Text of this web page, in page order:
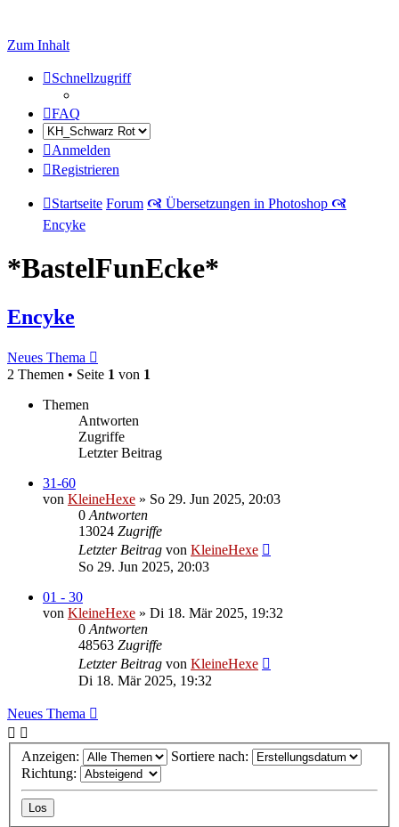
Zum Inhalt
Schnellzugriff
FAQ
Anmelden
Registrieren
Startseite Forum 🙧 Übersetzungen in Photoshop 🙧
Encyke
*BastelFunEcke*
Encyke
Neues Thema
2 Themen • Seite 1 von 1
Themen
Antworten
Zugriffe
Letzter Beitrag
31-60
von KleineHexe » So 29. Jun 2025, 20:03
0 Antworten
13024 Zugriffe
Letzter Beitrag von KleineHexe
So 29. Jun 2025, 20:03
01 - 30
von KleineHexe » Di 18. Mär 2025, 19:32
0 Antworten
48563 Zugriffe
Letzter Beitrag von KleineHexe
Di 18. Mär 2025, 19:32
Neues Thema
Anzeigen:
Sortiere nach:
Richtung: